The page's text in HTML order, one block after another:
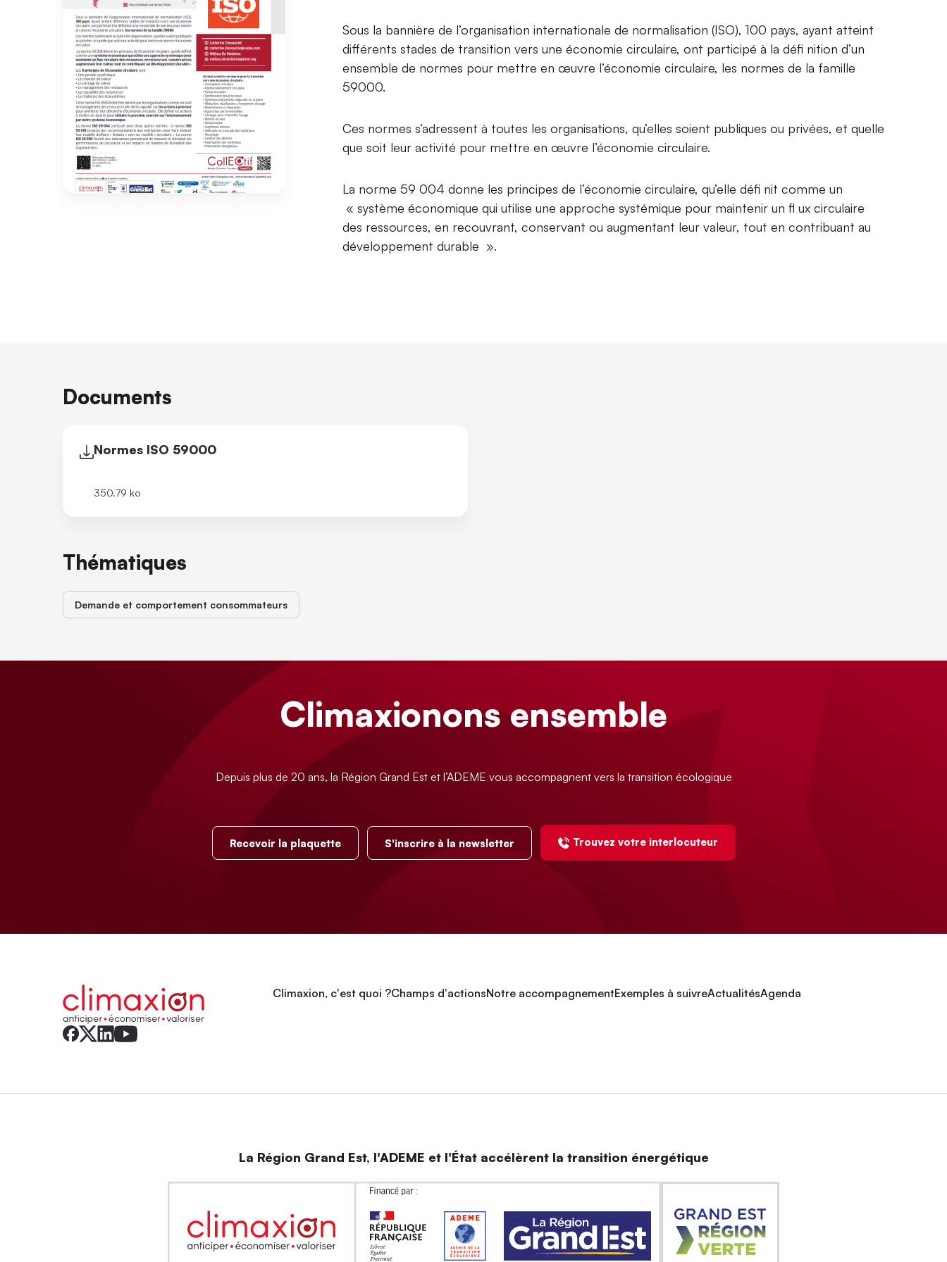
Sous la bannière de l’organisation internationale de normalisation (ISO), 100 pays, ayant atteint
différents stades de transition vers une économie circulaire, ont participé à la défi nition d’un
ensemble de normes pour mettre en œuvre l’économie circulaire, les normes de la famille
59000.
Ces normes s’adressent à toutes les organisations, qu’elles soient publiques ou privées, et quelle
que soit leur activité pour mettre en œuvre l’économie circulaire.
La norme 59 004 donne les principes de l’économie circulaire, qu’elle défi nit comme un
« système économique qui utilise une approche systémique pour maintenir un fl ux circulaire
des ressources, en recouvrant, conservant ou augmentant leur valeur, tout en contribuant au
développement durable ».
Documents
Normes ISO 59000
350.79 ko
Thématiques
Demande et comportement consommateurs
Climaxionons ensemble
Depuis plus de 20 ans, la Région Grand Est et l’ADEME vous accompagnent vers la transition écologique
Recevoir la plaquette S'inscrire à la newsletter Trouvez votre interlocuteur
Climaxion, c'est quoi ?Champs d'actionsNotre accompagnementExemples à suivreActualitésAgenda
La Région Grand Est, l'ADEME et l'État accélèrent la transition énergétique